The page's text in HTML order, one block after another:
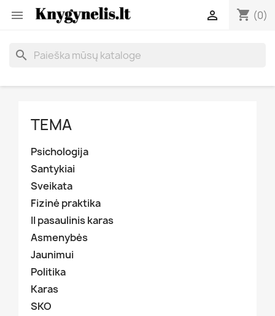
 shopping_cart (0)

search
TEMA
Psichologija
Santykiai
Sveikata
Fizinė praktika
II pasaulinis karas
Asmenybės
Jaunimui
Politika
Karas
SKO